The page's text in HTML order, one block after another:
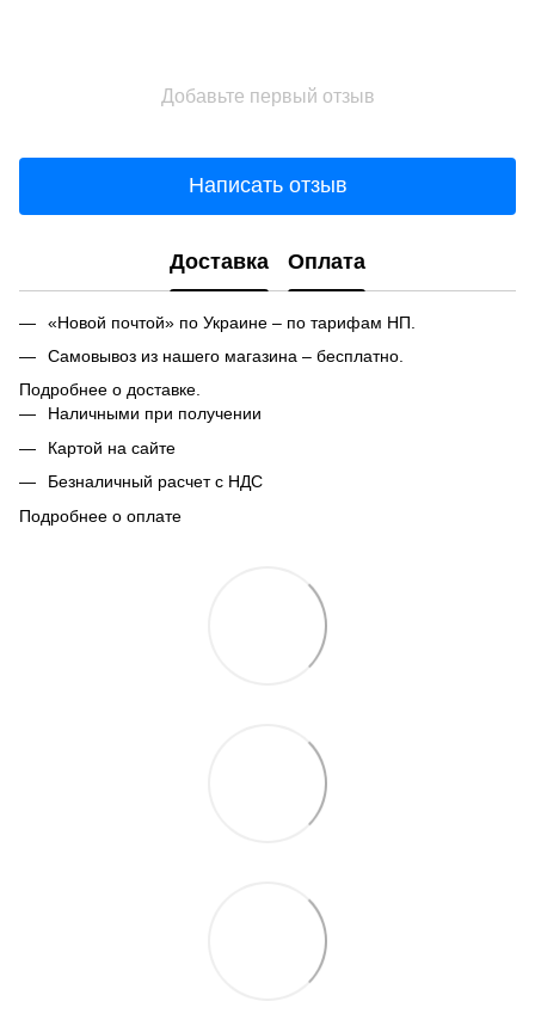
Добавьте первый отзыв
Написать отзыв
Доставка Оплата
«Новой почтой» по Украине – по тарифам НП.
Самовывоз из нашего магазина – бесплатно.
Подробнее о доставке.
Наличными при получении
Картой на сайте
Безналичный расчет с НДС
Подробнее о оплате